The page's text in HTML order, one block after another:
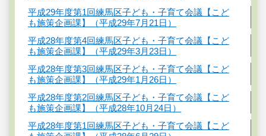
平成29年度第1回練馬区子ども・子育て会議【こど
も施策企画課】（平成29年7月21日）
平成28年度第4回練馬区子ども・子育て会議【こど
も施策企画課】（平成29年3月23日）
平成28年度第3回練馬区子ども・子育て会議【こど
も施策企画課】（平成29年1月26日）
平成28年度第2回練馬区子ども・子育て会議【こど
も施策企画課】（平成28年10月24日）
平成28年度第1回練馬区子ども・子育て会議【こど